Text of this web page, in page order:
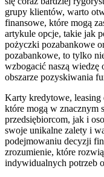
grupy klientów, warto
finansowe, które mogą
artykule opcje, takie jak
pożyczki pozabankowe
pozabankowe, to tylko
wzbogacić naszą
obszarze pozyskiwania
Karty kredytowe, leasing
które mogą w znacznym
przedsiębiorcom, jak i
swoje unikalne zalety i
podejmowaniu decyzji
zrozumienie, które
indywidualnych potrzeb